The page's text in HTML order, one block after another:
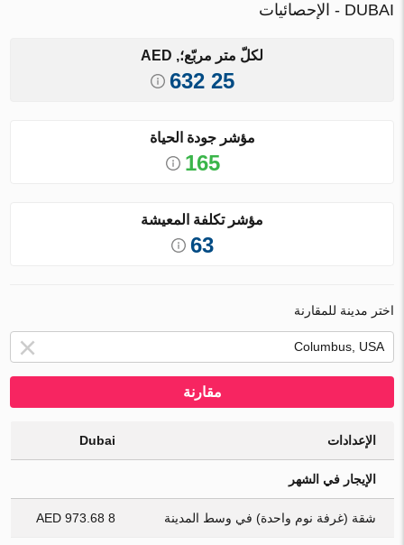
DUBAI - الإحصائيات
لكلّ متر مربّع؛, AED
25 632
مؤشر جودة الحياة
165
مؤشر تكلفة المعيشة
63
اختر مدينة للمقارنة
مقارنة
الإعدادات Dubai
الإيجار في الشهر
شقة (غرفة نوم واحدة) في وسط المدينة 8 973.68 AED